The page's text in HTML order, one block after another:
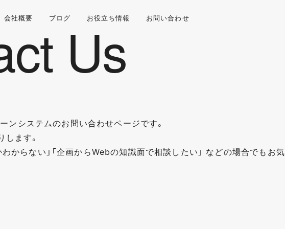
会社概要 ブログ お役立ち情報 お問い合わせ
システムのお問い合わせページです。
ます。
からない」「企画からWebの知識面で相談したい」 などの場合でもお気